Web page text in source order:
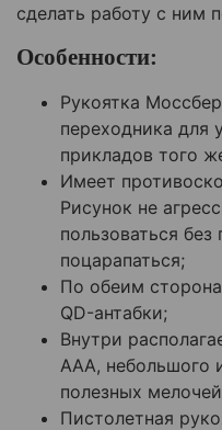
сделать работу с ним
Особенности:
Рукоятка
переходника для
прикладов того
Имеет
Рисунок не
пользоваться без
поцарапаться;
По обеим
QD-антабки;
Внутри
AAA, небольшого
полезных
Пистолетная